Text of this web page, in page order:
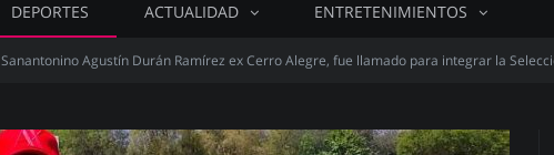
DEPORTES ACTUALIDAD ENTRETENIMIENTOS
Sanantonino Agustín Durán Ramírez ex Cerro Alegre, fue llamado para integrar la